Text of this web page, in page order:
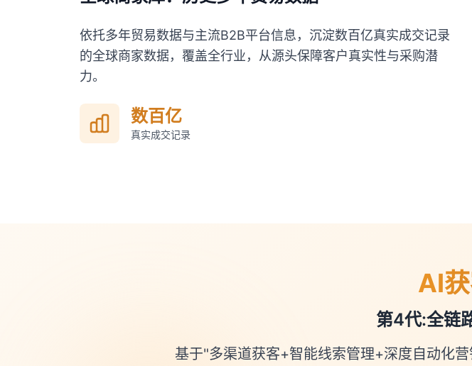
依托多年贸易数据与主流B2B平台信息，沉淀数百亿真实成交记录
的全球商家数据，覆盖全行业，从源头保障客户真实性与采购潜
力。
数百亿
真实成交记录
AI
第4代:全链
基于"多渠道获客+智能线索管理+深度自动化